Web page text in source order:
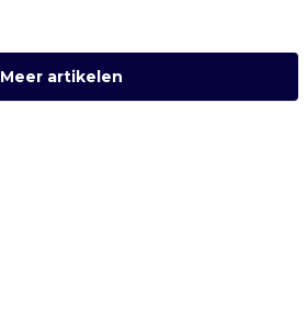
Meer artikelen